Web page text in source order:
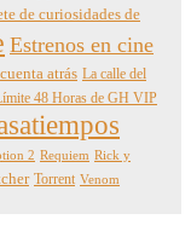
de curiosidades de
Estrenos en cine
atrás La calle del
48 Horas de GH VIP
2 Requiem Rick y
Torrent Venom